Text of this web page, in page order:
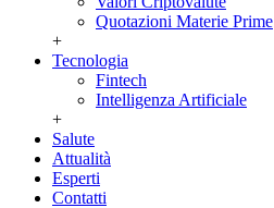
Quotazioni Materie Prime
+
Tecnologia
Fintech
Intelligenza Artificiale
+
Salute
Attualità
Esperti
Contatti